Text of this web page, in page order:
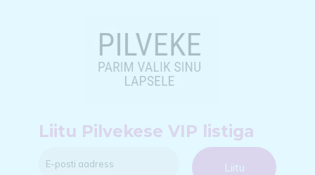
Liitu Pilvekese VIP listiga
Liitu